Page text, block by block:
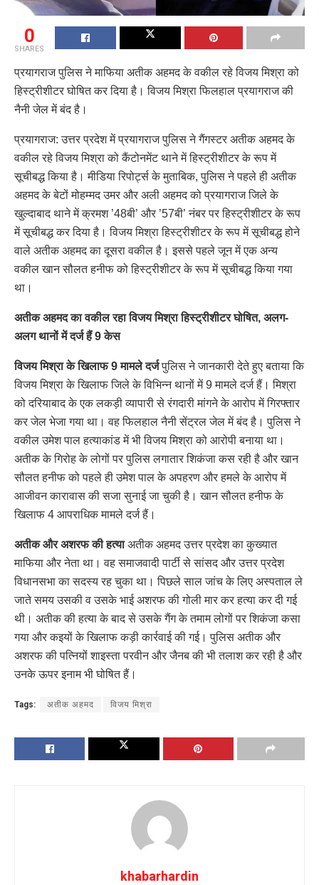
0
SHARES
प्रयागराज पुलिस ने माफिया अतीक अहमद के वकील रहे विजय मिश्रा को
हिस्ट्रीशीटर घोषित कर दिया है। विजय मिश्रा फिलहाल प्रयागराज की
नैनी जेल में बंद है।
प्रयागराज: उत्तर प्रदेश में प्रयागराज पुलिस ने गैंगस्टर अतीक अहमद के
वकील रहे विजय मिश्रा को कैंटोनमेंट थाने में हिस्ट्रीशीटर के रूप में
सूचीबद्ध किया है। मीडिया रिपोर्ट्स के मुताबिक, पुलिस ने पहले ही अतीक
अहमद के बेटों मोहम्मद उमर और अली अहमद को प्रयागराज जिले के
खुल्दाबाद थाने में क्रमश ’48बी’ और ’57बी’ नंबर पर हिस्ट्रीशीटर के रूप
में सूचीबद्ध कर दिया है। विजय मिश्रा हिस्ट्रीशीटर के रूप में सूचीबद्ध होने
वाले अतीक अहमद का दूसरा वकील है। इससे पहले जून में एक अन्य
वकील खान सौलत हनीफ को हिस्ट्रीशीटर के रूप में सूचीबद्ध किया गया
था।
अतीक अहमद का वकील रहा विजय मिश्रा हिस्ट्रीशीटर घोषित, अलग-
अलग थानों में दर्ज हैं 9 केस
विजय मिश्रा के खिलाफ 9 मामले दर्जपुलिस ने जानकारी देते हुए बताया कि
विजय मिश्रा के खिलाफ जिले के विभिन्न थानों में 9 मामले दर्ज हैं। मिश्रा
को दरियाबाद के एक लकड़ी व्यापारी से रंगदारी मांगने के आरोप में गिरफ्तार
कर जेल भेजा गया था। वह फिलहाल नैनी सेंट्रल जेल में बंद है। पुलिस ने
वकील उमेश पाल हत्याकांड में भी विजय मिश्रा को आरोपी बनाया था।
अतीक के गिरोह के लोगों पर पुलिस लगातार शिकंजा कस रही है और खान
सौलत हनीफ को पहले ही उमेश पाल के अपहरण और हमले के आरोप में
आजीवन कारावास की सजा सुनाई जा चुकी है। खान सौलत हनीफ के
खिलाफ 4 आपराधिक मामले दर्ज हैं।
अतीक और अशरफ की हत्याअतीक अहमद उत्तर प्रदेश का कुख्यात
माफिया और नेता था। वह समाजवादी पार्टी से सांसद और उत्तर प्रदेश
विधानसभा का सदस्य रह चुका था। पिछले साल जांच के लिए अस्पताल ले
जाते समय उसकी व उसके भाई अशरफ की गोली मार कर हत्या कर दी गई
थी। अतीक की हत्या के बाद से उसके गैंग के तमाम लोगों पर शिकंजा कसा
गया और कइयों के खिलाफ कड़ी कार्रवाई की गई। पुलिस अतीक और
अशरफ की पत्नियों शाइस्ता परवीन और जैनब की भी तलाश कर रही है और
उनके ऊपर इनाम भी घोषित हैं।
Tags: अतीक अहमद विजय मिश्रा
khabarhardin